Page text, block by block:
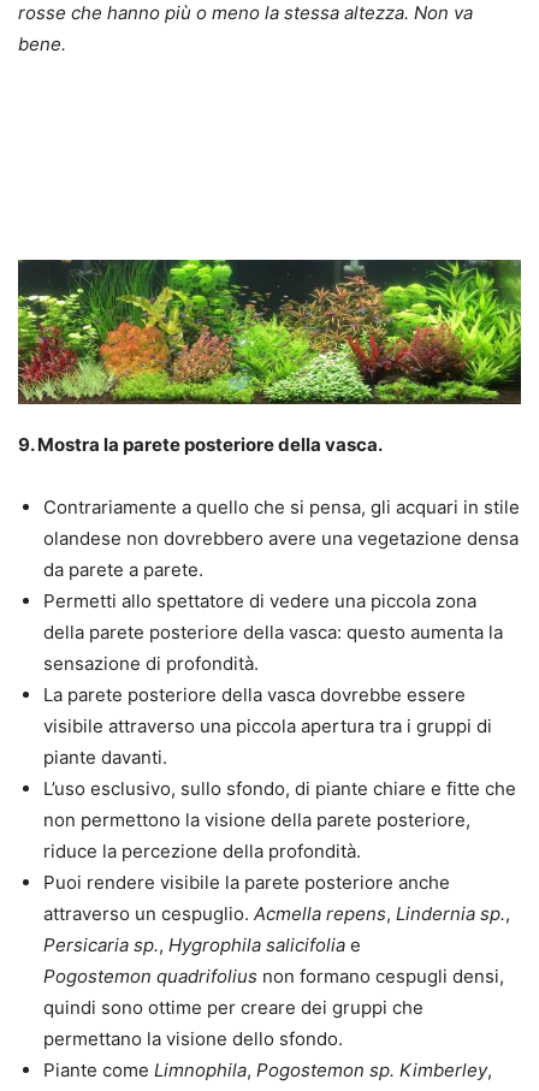
rosse che hanno più o meno la stessa altezza. Non va
bene.
9. Mostra la parete posteriore della vasca.
Contrariamente a quello che si pensa, gli acquari in stile
olandese non dovrebbero avere una vegetazione densa
da parete a parete.
Permetti allo spettatore di vedere una piccola zona
della parete posteriore della vasca: questo aumenta la
sensazione di profondità.
La parete posteriore della vasca dovrebbe essere
visibile attraverso una piccola apertura tra i gruppi di
piante davanti.
L’uso esclusivo, sullo sfondo, di piante chiare e fitte che
non permettono la visione della parete posteriore,
riduce la percezione della profondità.
Puoi rendere visibile la parete posteriore anche
attraverso un cespuglio. Acmella repens, Lindernia sp.,
Persicaria sp., Hygrophila salicifolia e
Pogostemon quadrifolius non formano cespugli densi,
quindi sono ottime per creare dei gruppi che
permettano la visione dello sfondo.
Piante come Limnophila, Pogostemon sp. Kimberley,